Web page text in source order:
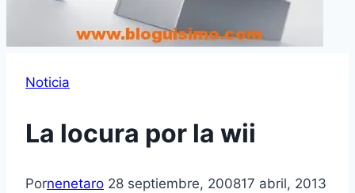
Noticia
La locura por la wii
Pornenetaro 28 septiembre, 200817 abril, 2013